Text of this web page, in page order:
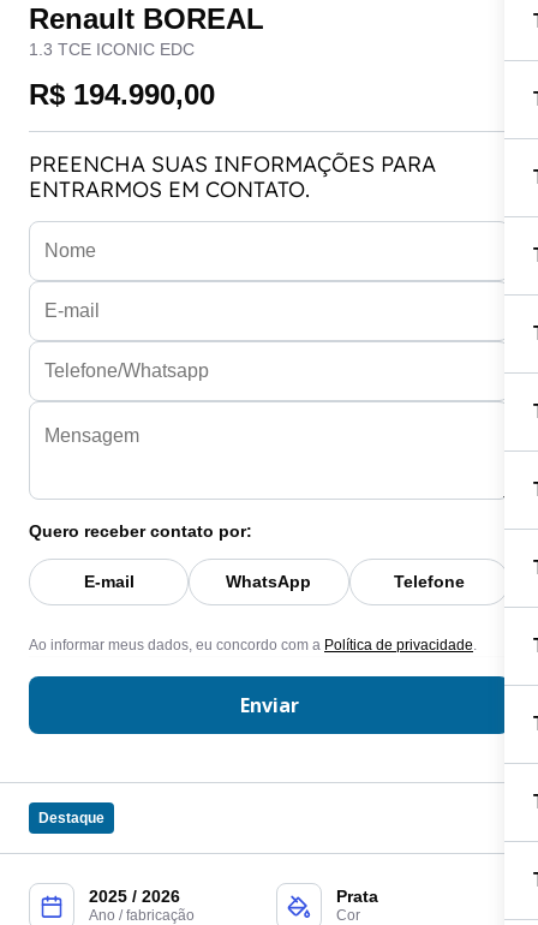
Destaque
2025 / 2026
Ano / fabricação
Prata
Cor
Renault BOREAL
1.3 TCE ICONIC EDC
R$ 194.990,00
PREENCHA SUAS INFORMAÇÕES PARA
ENTRARMOS EM CONTATO.
Quero receber contato por:
E-mail WhatsApp Telefone
Ao informar meus dados, eu concordo com a Política de privacidade
Enviar